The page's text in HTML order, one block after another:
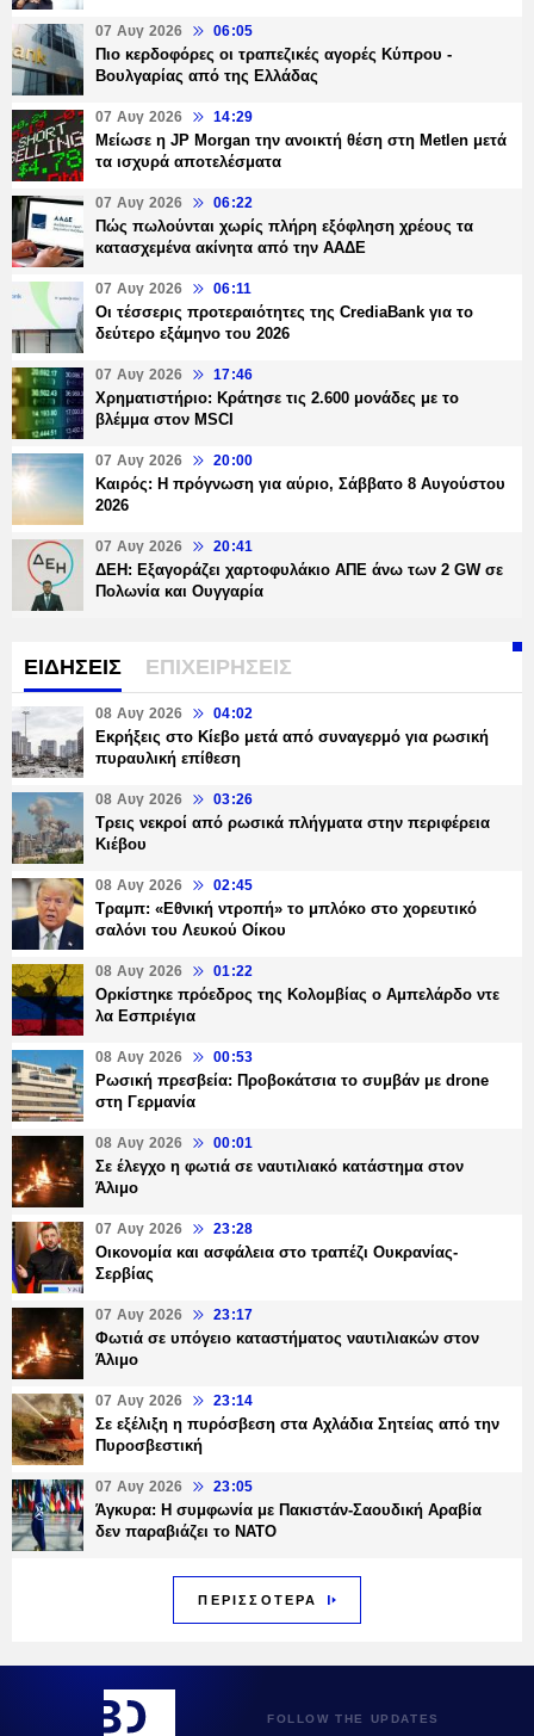
07 Αυγ 2026 06:05
Πιο κερδοφόρες οι τραπεζικές αγορές Κύπρου -
Βουλγαρίας από της Ελλάδας
07 Αυγ 2026 14:29
Μείωσε η JP Morgan την ανοικτή θέση στη Metlen μετά
τα ισχυρά αποτελέσματα
07 Αυγ 2026 06:22
Πώς πωλούνται χωρίς πλήρη εξόφληση χρέους τα
κατασχεμένα ακίνητα από την ΑΑΔΕ
07 Αυγ 2026 06:11
Οι τέσσερις προτεραιότητες της CrediaBank για το
δεύτερο εξάμηνο του 2026
07 Αυγ 2026 17:46
Χρηματιστήριο: Κράτησε τις 2.600 μονάδες με το
βλέμμα στον MSCI
07 Αυγ 2026 20:00
Καιρός: Η πρόγνωση για αύριο, Σάββατο 8 Αυγούστου
2026
07 Αυγ 2026 20:41
ΔΕΗ: Εξαγοράζει χαρτοφυλάκιο ΑΠΕ άνω των 2 GW σε
Πολωνία και Ουγγαρία
ΕΙΔΗΣΕΙΣ ΕΠΙΧΕΙΡΗΣΕΙΣ
08 Αυγ 2026 04:02
Εκρήξεις στο Κίεβο μετά από συναγερμό για ρωσική
πυραυλική επίθεση
08 Αυγ 2026 03:26
Τρεις νεκροί από ρωσικά πλήγματα στην περιφέρεια
Κιέβου
08 Αυγ 2026 02:45
Τραμπ: «Εθνική ντροπή» το μπλόκο στο χορευτικό
σαλόνι του Λευκού Οίκου
08 Αυγ 2026 01:22
Ορκίστηκε πρόεδρος της Κολομβίας ο Αμπελάρδο ντε
λα Εσπριέγια
08 Αυγ 2026 00:53
Ρωσική πρεσβεία: Προβοκάτσια το συμβάν με drone
στη Γερμανία
08 Αυγ 2026 00:01
Σε έλεγχο η φωτιά σε ναυτιλιακό κατάστημα στον
Άλιμο
07 Αυγ 2026 23:28
Οικονομία και ασφάλεια στο τραπέζι Ουκρανίας-
Σερβίας
07 Αυγ 2026 23:17
Φωτιά σε υπόγειο καταστήματος ναυτιλιακών στον
Άλιμο
07 Αυγ 2026 23:14
Σε εξέλιξη η πυρόσβεση στα Αχλάδια Σητείας από την
Πυροσβεστική
07 Αυγ 2026 23:05
Άγκυρα: Η συμφωνία με Πακιστάν-Σαουδική Αραβία
δεν παραβιάζει το ΝΑΤΟ
ΠΕΡΙΣΣΟΤΕΡΑ
FOLLOW THE UPDATES